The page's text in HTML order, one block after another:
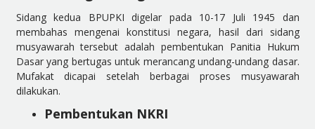
Sidang kedua BPUPKI digelar pada 10-17 Juli 1945 dan
membahas mengenai konstitusi negara, hasil dari sidang
musyawarah tersebut adalah pembentukan Panitia Hukum
Dasar yang bertugas untuk merancang undang-undang dasar.
Mufakat dicapai setelah berbagai proses musyawarah
dilakukan.
Pembentukan NKRI